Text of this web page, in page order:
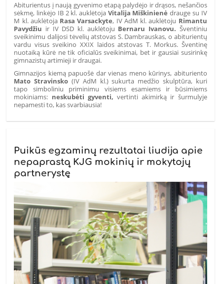
Abiturientus į naują gyvenimo etapą palydėjo ir drąsos, nešančios
sėkmę, linkėjo IB 2 kl. auklėtoja Vitalija Miškinienėdrauge su IV
M kl. auklėtojaRasa Varsackyte, IV AdM kl. auklėtoju Rimantu
Pavydžiu ir IV DSD kl. auklėtoju Bernaru Ivanovu. Šventiniu
sveikinimu dalijosi tėvelių atstovas S. Dambrauskas, o abiturientų
vardu visus sveikino XXIX laidos atstovas T. Morkus. Šventinę
nuotaiką kūrė ne tik oficialūs sveikinimai, bet ir gausiai susirinkę
gimnazistų artimieji ir draugai.
Gimnazijos kiemą papuošė dar vienas meno kūrinys, abituriento
Mato Stravinsko (IV AdM kl.) sukurta medžio skulptūra, kuri
tapo simboliniu priminimu visiems esamiems ir būsimiems
mokiniams: neskubėti gyventi, vertinti akimirką ir šurmulyje
nepamesti to, kas svarbiausia!
Puikūs egzaminų rezultatai liudija apie
nepaprastą KJG mokinių ir mokytojų
partnerystę